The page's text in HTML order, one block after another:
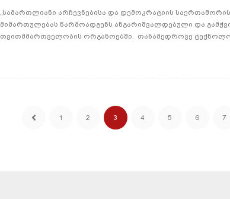
„სამართლიანი არჩევნებისა და დემოკრატიის
მიმართულებას წარმოადგენს ანგარიშვალდებული და
თვითმმართველობის ორგანოებში. თანამედროვე
1 2 3 4 5 6 7